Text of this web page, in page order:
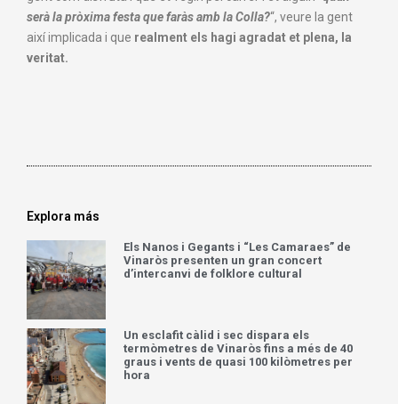
serà la pròxima festa que faràs amb la Colla?“, veure la gent
així implicada i que realment els hagi agradat et plena, la
veritat.
Explora más
Els Nanos i Gegants i “Les Camaraes” de
Vinaròs presenten un gran concert
d’intercanvi de folklore cultural
Un esclafit càlid i sec dispara els
termòmetres de Vinaròs fins a més de 40
graus i vents de quasi 100 kilòmetres per
hora